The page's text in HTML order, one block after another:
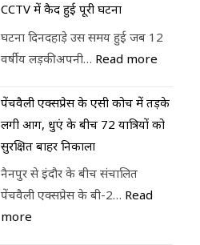
CCTV में कैद हुई पूरी घटना
घटना दिनदहाड़े उस समय हुई जब 12
वर्षीय लड़की अपनी… Read more
पेंचवैली एक्सप्रेस के एसी कोच में तड़के
लगी आग, धुएं के बीच 72 यात्रियों को
सुरक्षित बाहर निकाला
नैनपुर से इंदौर के बीच संचालित
पेंचवैली एक्सप्रेस के बी-2… Read
more